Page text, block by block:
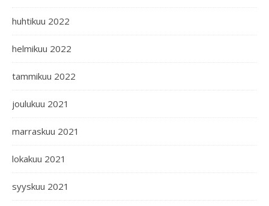
huhtikuu 2022
helmikuu 2022
tammikuu 2022
joulukuu 2021
marraskuu 2021
lokakuu 2021
syyskuu 2021